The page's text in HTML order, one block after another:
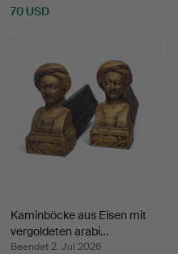
70 USD
Kaminböcke aus Eisen mit
vergoldeten arabi…
Beendet 2. Jul 2026